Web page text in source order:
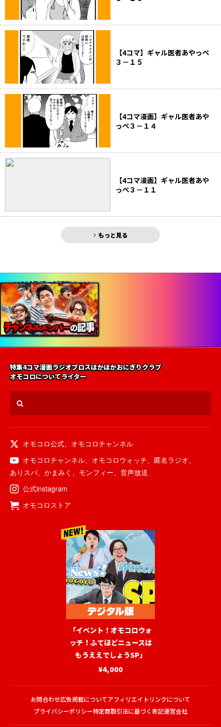
【4コマ】ギャル医者あやっぺ
３－１５
【4コマ漫画】ギャル医者あや
っぺ３－１４
【4コマ漫画】ギャル医者あや
っぺ３－１１
もっと見る
特集4コマ漫画ラジオブロスほかほかおにぎりクラブ
オモコロについてライター
オモコロ公式、 オモコロチャンネル
オモコロチャンネル、 オモコロウォッチ、 匿名ラジオ、
ありスパ、 かまみく 、 モンフィー、 音声放送
公式instagram
オモコロストア
「イベント！オモコロウォ
ッチ！ふてほどニュースは
もうええでしょうSP」
¥4,000
お問合わせ広告掲載についてアフィリエイトリンクについて
プライバシーポリシー特定商取引法に基づく表記運営会社